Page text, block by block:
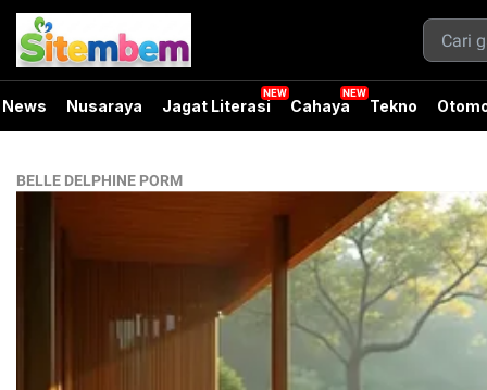
News Nusaraya Jagat Literasi Cahaya Tekno
BELLE DELPHINE PORM